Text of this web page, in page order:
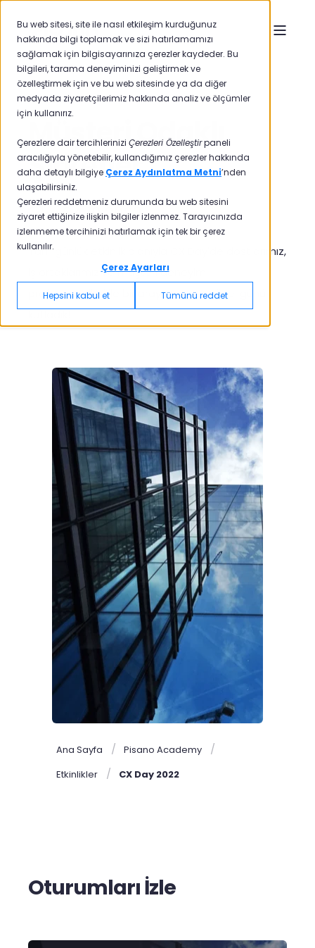
Bu web sitesi, site ile nasıl etkileşim kurduğunuz
hakkında bilgi toplamak ve sizi hatırlamamızı
sağlamak için bilgisayarınıza çerezler kaydeder. Bu
bilgileri, tarama deneyiminizi geliştirmek ve
özelleştirmek için ve bu web sitesinde ya da diğer
medyada ziyaretçilerimiz hakkında analiz ve ölçümler
için kullanırız.
Çerezlere dair tercihlerinizi Çerezleri Özelleştirpaneli
aracılığıyla yönetebilir, kullandığımız çerezler hakkında
daha detaylı bilgiye Çerez Aydınlatma Metni’nden
ulaşabilirsiniz.
Çerezleri reddetmeniz durumunda bu web sitesini
ziyaret ettiğinize ilişkin bilgiler izlenmez. Tarayıcınızda
izlenmeme tercihinizi hatırlamak için tek bir çerez
kullanılır.
Çerez Ayarları
Hepsini kabul et Tümünü reddet
Müşteri Odaklı
Şirketler
04.10.2022
Tam dostlarımız,
vemüşterideneyimi
profesyonelleriile araya gelip buözel
kutladık!
Ana Sayfa
Pisano Academy
Etkinlikler
CX Day 2022
Oturumları İzle